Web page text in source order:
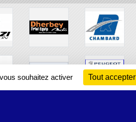
souhaitez activer Tout accepter